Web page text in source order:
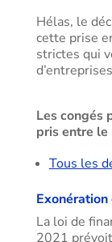
Hélas, le
cette prise
strictes qui
Les congés
pris entre
Tous les
La loi de
2021